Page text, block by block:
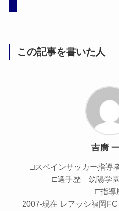
この記事を書いた人
吉廣
□スペインサッカー指導
□選手歴 筑陽学
□指導
2007-現在 レアッシ福岡